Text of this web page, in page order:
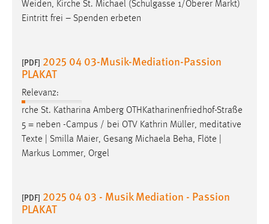
Weiden, Kirche St. Michael (Schulgasse 1/Oberer Markt)
Eintritt frei – Spenden erbeten
[PDF] 2025 04 03-Musik-Mediation-Passion
PLAKAT
Relevanz:
rche St. Katharina Amberg OTHKatharinenfriedhof-Straße
5 = neben -Campus / bei OTV Kathrin Müller, meditative
Texte | Smilla Maier, Gesang Michaela Beha, Flöte |
Markus Lommer, Orgel
[PDF] 2025 04 03 - Musik Mediation - Passion
PLAKAT